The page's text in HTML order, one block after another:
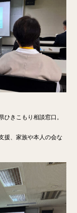
きこもり相談窓口。
援、家族や本人の会な